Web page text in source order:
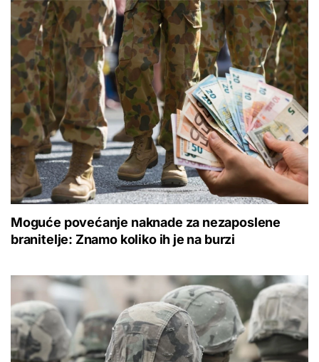
Moguće povećanje naknade za nezaposlene
branitelje: Znamo koliko ih je na burzi